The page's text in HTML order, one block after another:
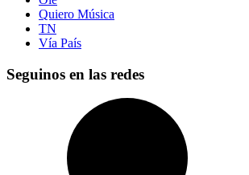
Quiero Música
TN
Vía País
Seguinos en las redes